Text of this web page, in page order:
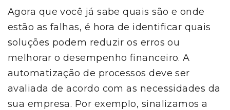
Agora que você já sabe quais são e onde
estão as falhas, é hora de identificar quais
soluções podem reduzir os erros ou
melhorar o desempenho financeiro. A
automatização de processos deve ser
avaliada de acordo com as necessidades da
sua empresa. Por exemplo, sinalizamos a